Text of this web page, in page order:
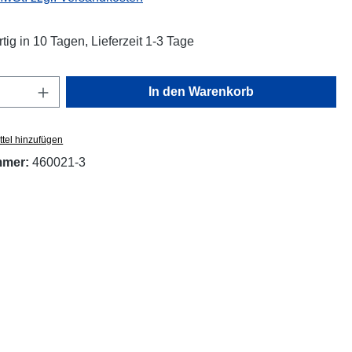
in 10 Tagen, Lieferzeit 1-3 Tage
Anzahl: Gib den gewünschten Wert ein
In den Warenkorb
hinzufügen
460021-3